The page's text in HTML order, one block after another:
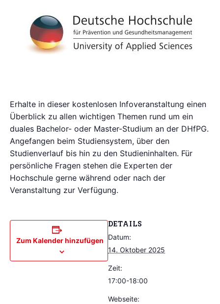
Erhalte in dieser kostenlosen Infoveranstaltung einen
Überblick zu allen wichtigen Themen rund um ein
duales Bachelor- oder Master-Studium an der DHfPG.
Angefangen beim Studiensystem, über den
Studienverlauf bis hin zu den Studieninhalten. Für
persönliche Fragen stehen die Experten der
Hochschule gerne während oder nach der
Veranstaltung zur Verfügung.
Zum Kalender hinzufügen
DETAILS
Datum:
14. Oktober 2025
Zeit:
17:00-18:00
Webseite: